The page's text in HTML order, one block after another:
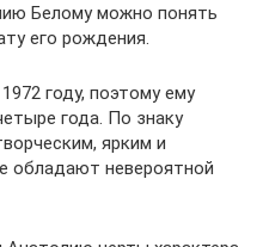
Белому можно понять
его рождения.
году, поэтому ему
года. По знаку
ярким и
обладают невероятной